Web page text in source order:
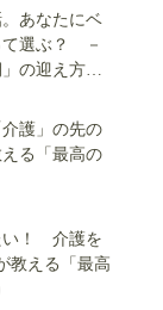
。あなたにベ
て選ぶ？ －
の迎え方
護」の先の
える「最高の
い！ 介護を
教える「最高